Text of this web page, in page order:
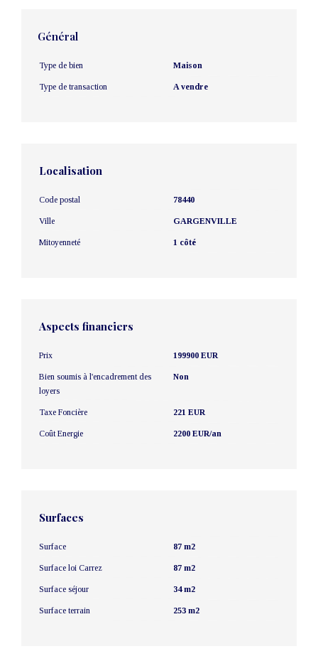
Général
Type de bien Maison
Type de transaction A vendre
Localisation
Code postal 78440
Ville GARGENVILLE
Mitoyenneté 1 côté
Aspects financiers
Prix 199900 EUR
Bien soumis à l'encadrement des
loyers
Non
Taxe Foncière 221 EUR
Coût Energie 2200 EUR/an
Surfaces
Surface 87 m2
Surface loi Carrez 87 m2
Surface séjour 34 m2
Surface terrain 253 m2